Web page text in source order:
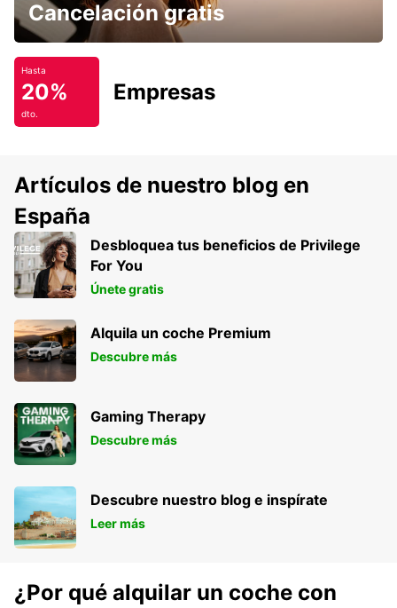
Cancelación gratis
Hasta
20%
dto.
Empresas
Artículos de nuestro blog en
España
Desbloquea tus beneficios de Privilege
For You
Únete gratis
Alquila un coche Premium
Descubre más
Gaming Therapy
Descubre más
Descubre nuestro blog e inspírate
Leer más
¿Por qué alquilar un coche con